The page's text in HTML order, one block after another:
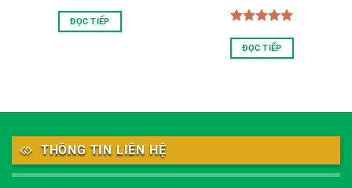
ĐỌC TIẾP
hạng5.00
5 sao
ĐỌC TIẾP
THÔNG TIN LIÊN HỆ